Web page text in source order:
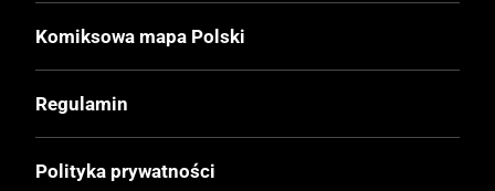
Oprawa
124x176 mm
Komiksowa mapa Polski
Regulamin
Polityka prywatności